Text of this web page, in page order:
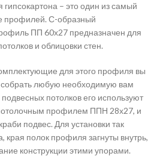
– это один из самый
профилей. С-образный
ПП 60х27 предназначен для
и облицовки стен.
для этого профиля вы
собрать любую необходимую вам
потолков его используют
профилем ППН 28х27, и
подвес. Для установки так
края полок профиля загнуты внутрь,
конструкции этими упорами.